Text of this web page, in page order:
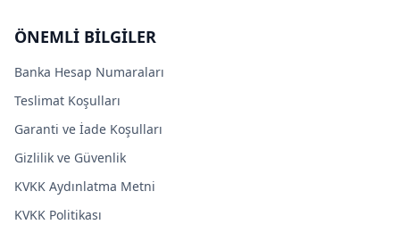
ÖNEMLİ BİLGİLER
Banka Hesap Numaraları
Teslimat Koşulları
Garanti ve İade Koşulları
Gizlilik ve Güvenlik
KVKK Aydınlatma Metni
KVKK Politikası